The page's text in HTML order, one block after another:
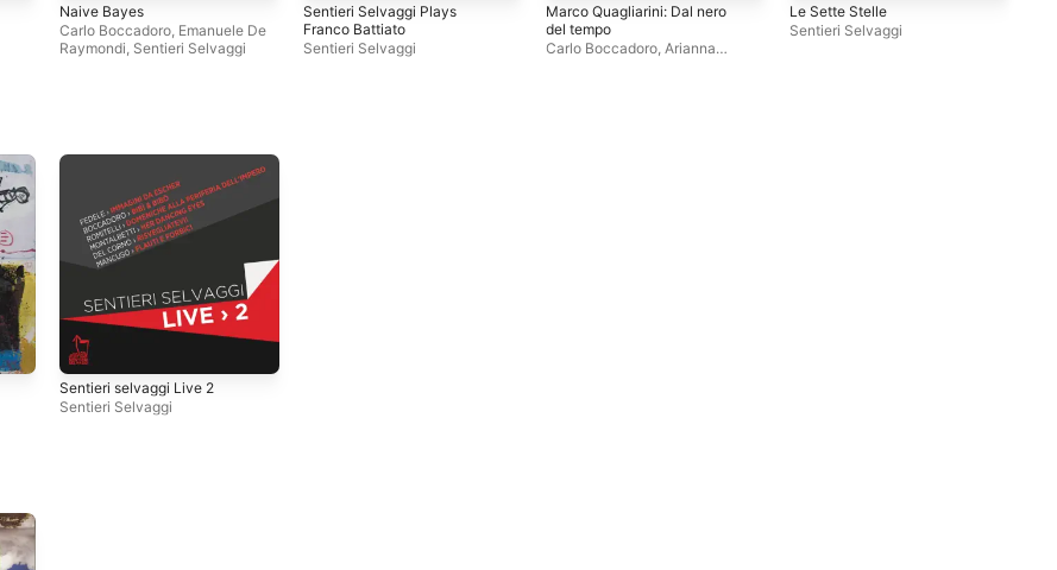
Naive Bayes
Carlo Boccadoro, Emanuele De
Raymondi Sentieri Selvaggi
Sentieri Selvaggi Plays
Franco Battiato
Sentieri Selvaggi
Marco Quagliarini: Dal nero
del tempo
Carlo Boccadoro Arianna
Le Sette Stelle
Sentieri Selvaggi
Sentieri selvaggi Live 2
Sentieri Selvaggi